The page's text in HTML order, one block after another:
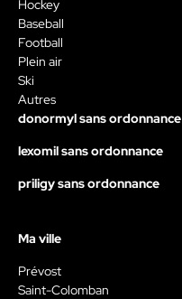
Hockey
Baseball
Football
Plein air
Ski
Autres
donormyl sans ordonnance
lexomil sans ordonnance
priligy sans ordonnance
Ma ville
Prévost
Saint-Colomban